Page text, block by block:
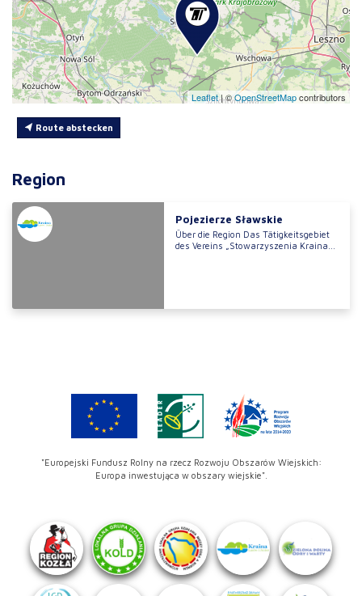
Leaflet|©OpenStreetMapcontributors
Route abstecken
Region
Pojezierze Sławskie
Über die Region Das Tätigkeitsgebiet
des Vereins „Stowarzyszenia Kraina...
"Europejski Fundusz Rolny na rzecz Rozwoju Obszarów Wiejskich:
Europa inwestująca w obszary wiejskie".